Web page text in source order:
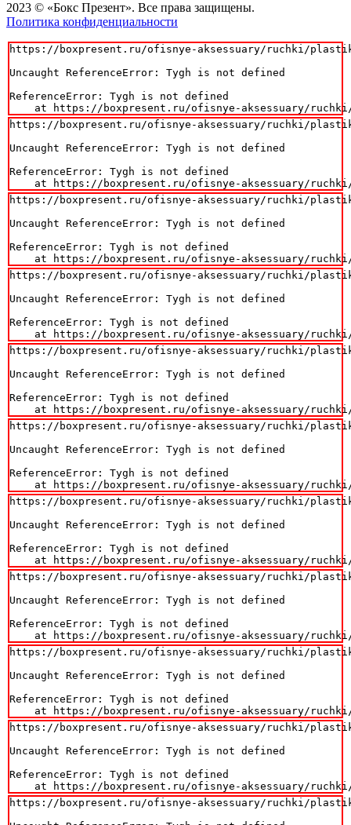
2023 © «Бокс Презент». Все права защищены.
Политика конфиденциальности
https://boxpresent.ru/ofisnye-aksessuary/ruchki/
Uncaught ReferenceError: Tygh is not defined
ReferenceError: Tygh is not defined
at https://boxpresent.ru/ofisnye-aksessuary/
https://boxpresent.ru/ofisnye-aksessuary/ruchki/
Uncaught ReferenceError: Tygh is not defined
ReferenceError: Tygh is not defined
at https://boxpresent.ru/ofisnye-aksessuary/
https://boxpresent.ru/ofisnye-aksessuary/ruchki/
Uncaught ReferenceError: Tygh is not defined
ReferenceError: Tygh is not defined
at https://boxpresent.ru/ofisnye-aksessuary/
https://boxpresent.ru/ofisnye-aksessuary/ruchki/
Uncaught ReferenceError: Tygh is not defined
ReferenceError: Tygh is not defined
at https://boxpresent.ru/ofisnye-aksessuary/
https://boxpresent.ru/ofisnye-aksessuary/ruchki/
Uncaught ReferenceError: Tygh is not defined
ReferenceError: Tygh is not defined
at https://boxpresent.ru/ofisnye-aksessuary/
https://boxpresent.ru/ofisnye-aksessuary/ruchki/
Uncaught ReferenceError: Tygh is not defined
ReferenceError: Tygh is not defined
at https://boxpresent.ru/ofisnye-aksessuary/
https://boxpresent.ru/ofisnye-aksessuary/ruchki/
Uncaught ReferenceError: Tygh is not defined
ReferenceError: Tygh is not defined
at https://boxpresent.ru/ofisnye-aksessuary/
https://boxpresent.ru/ofisnye-aksessuary/ruchki/
Uncaught ReferenceError: Tygh is not defined
ReferenceError: Tygh is not defined
at https://boxpresent.ru/ofisnye-aksessuary/
https://boxpresent.ru/ofisnye-aksessuary/ruchki/
Uncaught ReferenceError: Tygh is not defined
ReferenceError: Tygh is not defined
at https://boxpresent.ru/ofisnye-aksessuary/
https://boxpresent.ru/ofisnye-aksessuary/ruchki/
Uncaught ReferenceError: Tygh is not defined
ReferenceError: Tygh is not defined
at https://boxpresent.ru/ofisnye-aksessuary/
https://boxpresent.ru/ofisnye-aksessuary/ruchki/